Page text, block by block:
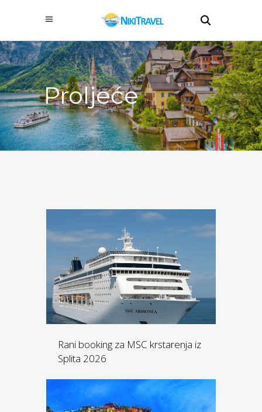
Proljeće
Rani booking za MSC krstarenja iz
Splita 2026